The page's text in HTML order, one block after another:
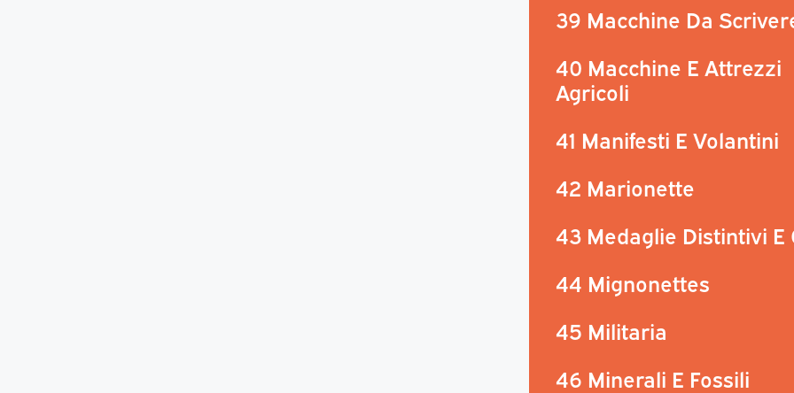
39 Macchine Da
40 Macchine E Attrezzi
Agricoli
41 Manifesti E Volantini
42 Marionette
43 Medaglie Distintivi E
44 Mignonettes
45 Militaria
46 Minerali E Fossili